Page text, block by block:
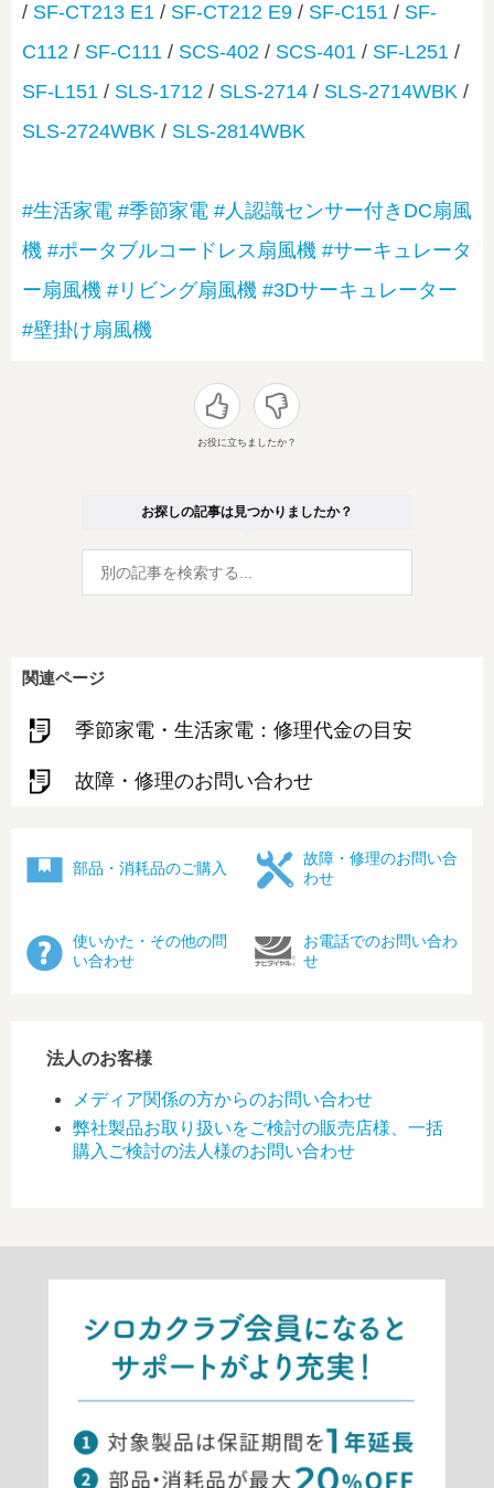
/ SF-CT213 E1 / SF-CT212 E9 / SF-C151 / SF-
C112 / SF-C111 / SCS-402 / SCS-401 / SF-L251 /
SF-L151 / SLS-1712 / SLS-2714 / SLS-2714WBK /
SLS-2724WBK / SLS-2814WBK
#生活家電 #季節家電 #人認識センサー付きDC扇風
機 #ポータブルコードレス扇風機 #サーキュレータ
ー扇風機 #リビング扇風機 #3Dサーキュレーター
#壁掛け扇風機
お役に立ちましたか？
お探しの記事は見つかりましたか？
関連ページ
季節家電・生活家電：修理代金の目安
故障・修理のお問い合わせ
部品・消耗品のご購入
故障・修理のお問い合
わせ
使いかた・その他の問
い合わせ
お電話でのお問い合わ
せ
法人のお客様
メディア関係の方からのお問い合わせ
弊社製品お取り扱いをご検討の販売店様、一括
購入ご検討の法人様のお問い合わせ